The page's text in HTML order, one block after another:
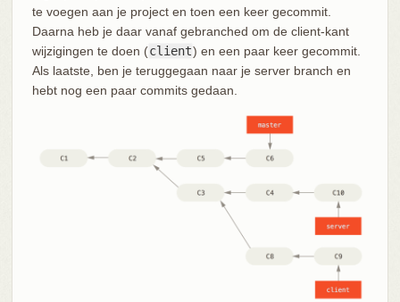
te voegen aan je project en toen een keer gecommit.
Daarna heb je daar vanaf gebranched om de client-kant
wijzigingen te doen (client) en een paar keer gecommit.
Als laatste, ben je teruggegaan naar je server branch en
hebt nog een paar commits gedaan.